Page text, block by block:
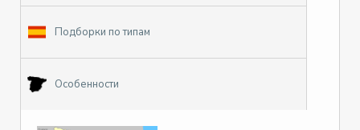
Подборки по типам
Особенности